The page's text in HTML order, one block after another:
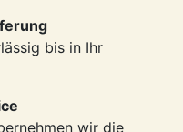
bis in Ihr
wir die